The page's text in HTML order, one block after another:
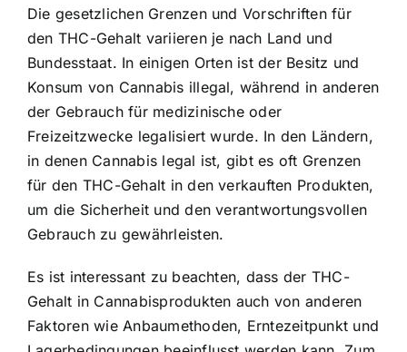
Die gesetzlichen Grenzen und Vorschriften für
den THC-Gehalt variieren je nach Land und
Bundesstaat. In einigen Orten ist der Besitz und
Konsum von Cannabis illegal, während in anderen
der Gebrauch für medizinische oder
Freizeitzwecke legalisiert wurde. In den Ländern,
in denen Cannabis legal ist, gibt es oft Grenzen
für den THC-Gehalt in den verkauften Produkten,
um die Sicherheit und den verantwortungsvollen
Gebrauch zu gewährleisten.
Es ist interessant zu beachten, dass der THC-
Gehalt in Cannabisprodukten auch von anderen
Faktoren wie Anbaumethoden, Erntezeitpunkt und